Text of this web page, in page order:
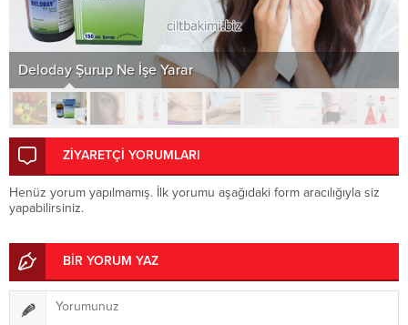
Deloday Şurup Ne İşe Yarar
ZİYARETÇİ YORUMLARI
Henüz yorum yapılmamış. İlk yorumu aşağıdaki form aracılığıyla siz
yapabilirsiniz.
BİR YORUM YAZ